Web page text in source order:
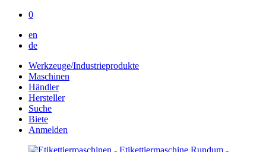
0
en
de
Werkzeuge/Industrieprodukte
Maschinen
Händler
Hersteller
Suche
Biete
Anmelden